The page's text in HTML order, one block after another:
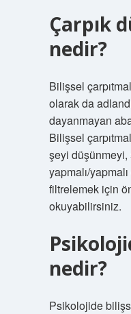
Çarpık
nedir?
Bilişsel
olarak da
dayanmayan
Bilişsel
şeyi düşünmeyi,
yapmalı/
filtrelemek için
okuyabilirsiniz.
nedir?
Psikolojide